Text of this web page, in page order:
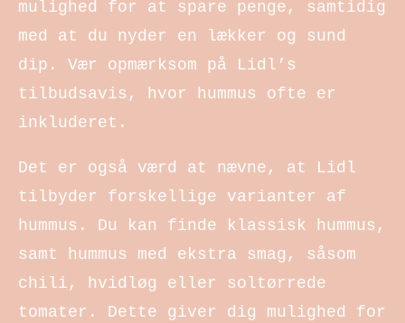
mulighed for at spare penge, samtidig
med at du nyder en lækker og sund
dip. Vær opmærksom på Lidl’s
tilbudsavis, hvor hummus ofte er
inkluderet.
Det er også værd at nævne, at Lidl
tilbyder forskellige varianter af
hummus. Du kan finde klassisk hummus,
samt hummus med ekstra smag, såsom
chili, hvidløg eller soltørrede
tomater. Dette giver dig mulighed for